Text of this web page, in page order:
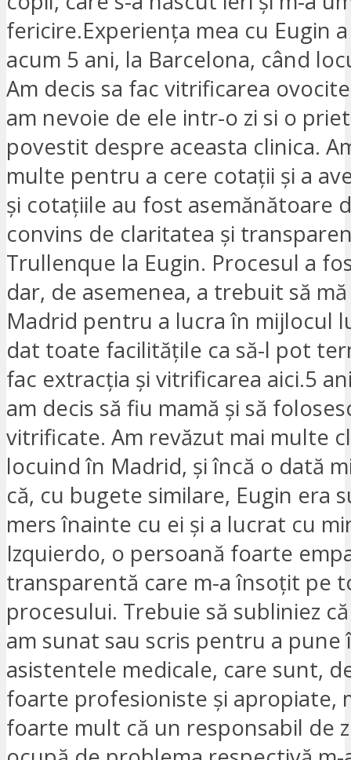
fericire.Experiența mea cu Eugin
acum 5 ani, la Barcelona, ​​când
Am decis sa fac vitrificarea
am nevoie de ele intr-o zi si o
povestit despre aceasta clinica.
multe pentru a cere cotații și a
și cotațiile au fost asemănătoare
convins de claritatea și
Trullenque la Eugin. Procesul a
dar, de asemenea, a trebuit să
Madrid pentru a lucra în mijlocul
dat toate facilitățile ca să-l pot
fac extracția și vitrificarea aici.5
am decis să fiu mamă și să
vitrificate. Am revăzut mai multe
locuind în Madrid, și încă o dată
că, cu bugete similare, Eugin era
mers înainte cu ei și a lucrat cu
Izquierdo, o persoană foarte
transparentă care m-a însoțit pe
procesului. Trebuie să subliniez
am sunat sau scris pentru a
asistentele medicale, care sunt,
foarte profesioniste și apropiate,
foarte mult că un responsabil de